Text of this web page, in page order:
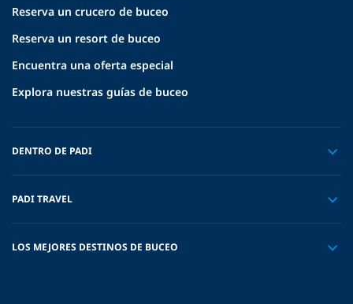
Reserva un crucero de buceo
Reserva un resort de buceo
Encuentra una oferta especial
Explora nuestras guías de buceo
DENTRO DE PADI
PADI TRAVEL
LOS MEJORES DESTINOS DE BUCEO